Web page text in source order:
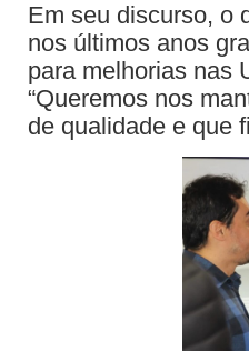
Em seu discurso, o
nos últimos anos
para melhorias nas
“Queremos nos
de qualidade e que